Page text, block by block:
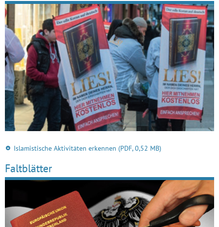
Islamistische Aktivitäten erkennen (PDF, 0,52 MB)
Faltblätter